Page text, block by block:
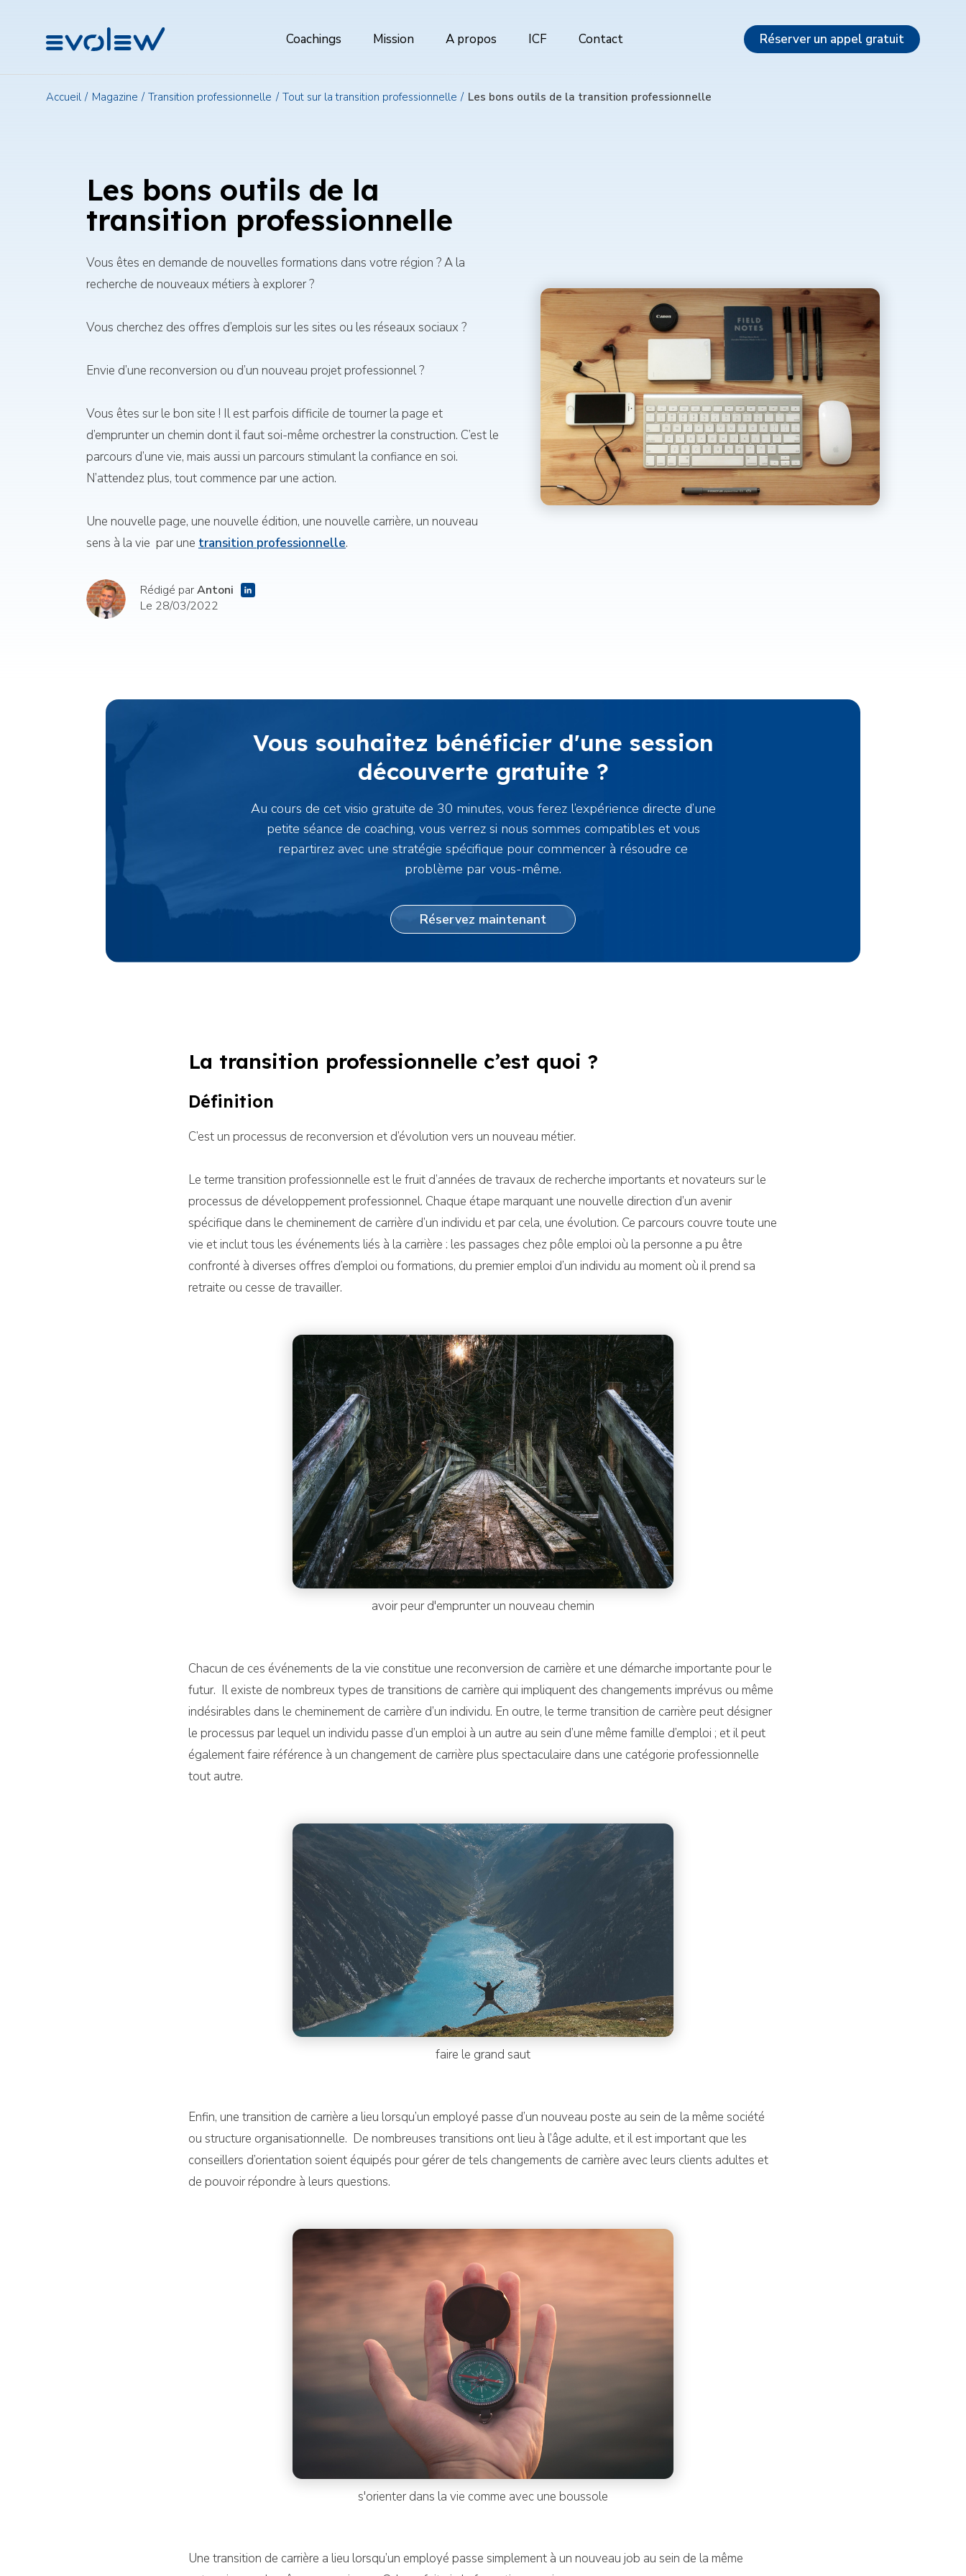
Menu
principal
Coachings Mission A propos ICF Contact Réserver un appel gratuit
Accueil Magazine Transition professionnelle Tout sur la transition professionnelle Les bons outils de la transition professionnelle
Les bons outils de la
transition professionnelle
Vous êtes en demande de nouvelles formations dans votre région ? A la
recherche de nouveaux métiers à explorer ?
Vous cherchez des offres d’emplois sur les sites ou les réseaux sociaux ?
Envie d’une reconversion ou d’un nouveau projet professionnel ?
Vous êtes sur le bon site ! Il est parfois difficile de tourner la page et
d’emprunter un chemin dont il faut soi-même orchestrer la construction. C’est le
parcours d’une vie, mais aussi un parcours stimulant la confiance en soi.
N’attendez plus, tout commence par une action.
Une nouvelle page, une nouvelle édition, une nouvelle carrière, un nouveau
sens à la vie par une transition professionnelle.
Rédigé parAntoni
Le 28/03/2022
Vous souhaitez bénéficier d'une session
découverte gratuite ?
Au cours de cet visio gratuite de 30 minutes, vous ferez l’expérience directe d’une
petite séance de coaching, vous verrez si nous sommes compatibles et vous
repartirez avec une stratégie spécifique pour commencer à résoudre ce
problème par vous-même.
Réservez maintenant
La transition professionnelle c’est quoi ?
Définition
C’est un processus de reconversion et d’évolution vers un nouveau métier.
Le terme transition professionnelle est le fruit d’années de travaux de recherche importants et novateurs sur le
processus de développement professionnel. Chaque étape marquant une nouvelle direction d’un avenir
spécifique dans le cheminement de carrière d’un individu et par cela, une évolution. Ce parcours couvre toute une
vie et inclut tous les événements liés à la carrière : les passages chez pôle emploi où la personne a pu être
confronté à diverses offres d’emploi ou formations, du premier emploi d’un individu au moment où il prend sa
retraite ou cesse de travailler.
avoir peur d'emprunter un nouveau chemin
Chacun de ces événements de la vie constitue une reconversion de carrière et une démarche importante pour le
futur. Il existe de nombreux types de transitions de carrière qui impliquent des changements imprévus ou même
indésirables dans le cheminement de carrière d’un individu. En outre, le terme transition de carrière peut désigner
le processus par lequel un individu passe d’un emploi à un autre au sein d’une même famille d’emploi ; et il peut
également faire référence à un changement de carrière plus spectaculaire dans une catégorie professionnelle
tout autre.
faire le grand saut
Enfin, une transition de carrière a lieu lorsqu’un employé passe d’un nouveau poste au sein de la même société
ou structure organisationnelle. De nombreuses transitions ont lieu à l’âge adulte, et il est important que les
conseillers d’orientation soient équipés pour gérer de tels changements de carrière avec leurs clients adultes et
de pouvoir répondre à leurs questions.
s'orienter dans la vie comme avec une boussole
Une transition de carrière a lieu lorsqu’un employé passe simplement à un nouveau job au sein de la même